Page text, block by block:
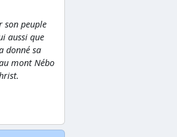
son peuple
aussi que
donné sa
mont Nébo